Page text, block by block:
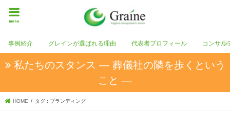
menu
事例紹介 グレインが選ばれる理由 代表者プロフィール コンサル
私たちのスタンス ― 葬儀社の隣を歩くという
こと ―
HOME タグ : ブランディング